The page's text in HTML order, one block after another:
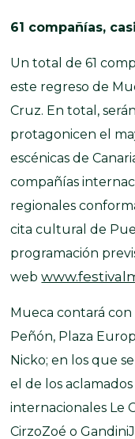
61 compañías,
Un total de 61
este regreso de
Cruz. En total,
protagonicen el
escénicas de
compañías
regionales
cita cultural de
programación
web
Mueca contará con
Peñón, Plaza
Nicko; en los que
el de los
internacionales Le
CirzoZoé o